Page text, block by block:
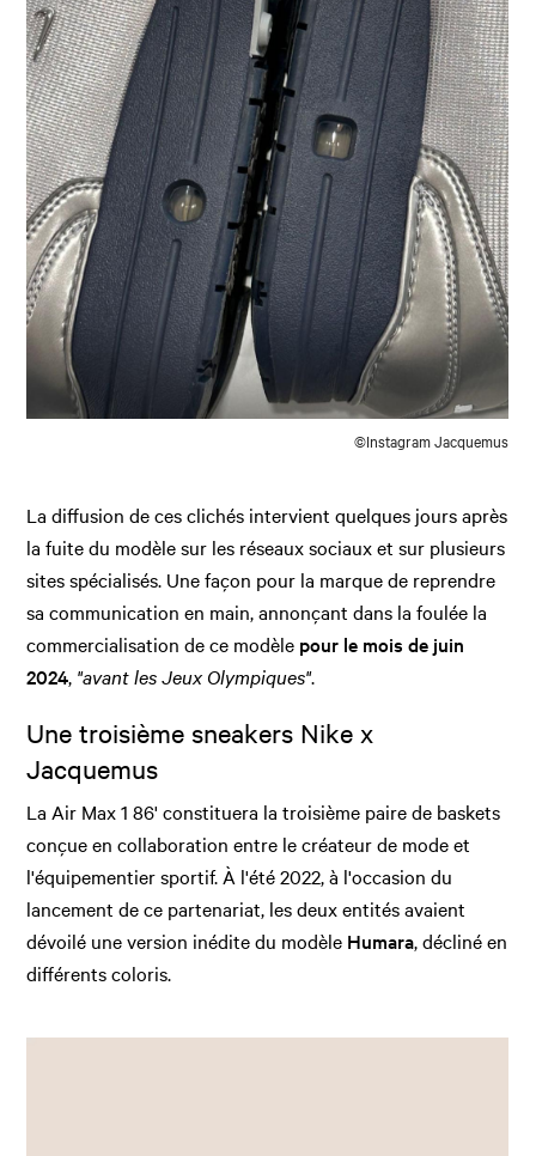
©Instagram Jacquemus
La diffusion de ces clichés intervient quelques jours après
la fuite du modèle sur les réseaux sociaux et sur plusieurs
sites spécialisés. Une façon pour la marque de reprendre
sa communication en main, annonçant dans la foulée la
commercialisation de ce modèle pour le mois de juin
2024, "avant les Jeux Olympiques".
Une troisième sneakers Nike x
Jacquemus
La Air Max 1 86' constituera la troisième paire de baskets
conçue en collaboration entre le créateur de mode et
l'équipementier sportif. À l'été 2022, à l'occasion du
lancement de ce partenariat, les deux entités avaient
dévoilé une version inédite du modèle Humara, décliné en
différents coloris.